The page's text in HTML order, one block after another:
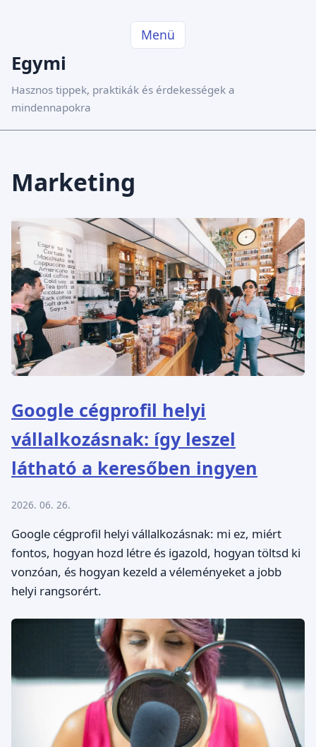
Menü
Egymi
Hasznos tippek, praktikák és érdekességek a
mindennapokra
Marketing
Google cégprofil helyi
vállalkozásnak: így leszel
látható a keresőben ingyen
2026. 06. 26.
Google cégprofil helyi vállalkozásnak: mi ez, miért
fontos, hogyan hozd létre és igazold, hogyan töltsd ki
vonzóan, és hogyan kezeld a véleményeket a jobb
helyi rangsorért.